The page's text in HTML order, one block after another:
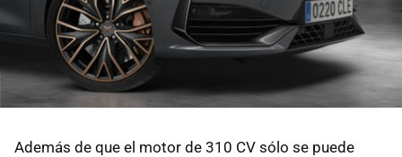
Además de que el motor de 310 CV sólo se puede